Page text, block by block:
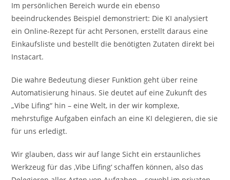
Im persönlichen Bereich wurde ein ebenso
beeindruckendes Beispiel demonstriert: Die KI analysiert
ein Online-Rezept für acht Personen, erstellt daraus eine
Einkaufsliste und bestellt die benötigten Zutaten direkt bei
Instacart.
Die wahre Bedeutung dieser Funktion geht über reine
Automatisierung hinaus. Sie deutet auf eine Zukunft des
„Vibe Lifing“ hin – eine Welt, in der wir komplexe,
mehrstufige Aufgaben einfach an eine KI delegieren, die sie
für uns erledigt.
Wir glauben, dass wir auf lange Sicht ein erstaunliches
Werkzeug für das ‚Vibe Lifing‘ schaffen können, also das